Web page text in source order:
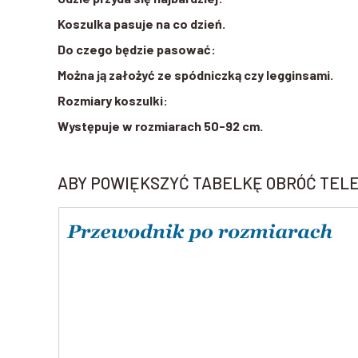
Koszulka pasuje na co dzień.
Do czego będzie pasować:
Można ją założyć ze spódniczką czy legginsami.
Rozmiary koszulki:
Występuje w rozmiarach 50-92 cm.
ABY POWIĘKSZYĆ TABELKĘ OBRÓĆ